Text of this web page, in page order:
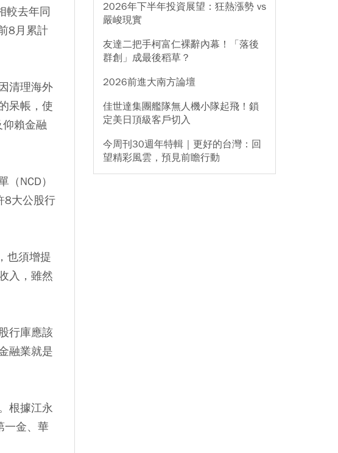
較去年同
8月累計
清理海外
呆帳，使
賴金融
NCD）
8大公股行
也須增提
入，雖然
行庫應該
融業就是
根據江永
一金、華
2026年下半年投資展望：狂熱漲勢 vs
嚴峻現實
友達二把手柯富仁裸辭內幕！「落後
群創」成最後稻草？
2026前進大南方論壇
佳世達集團艦隊無人機小隊起飛！鎖
定美日頂級客戶切入
今周刊30週年特輯｜更好的台灣：回
望精彩風雲，預見前瞻行動